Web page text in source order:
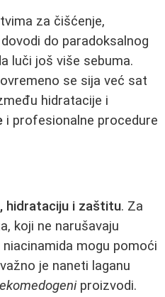
za čišćenje,
do paradoksalnog
luči još više sebuma.
se sija već sat
hidratacije i
i profesionalne procedure
hidrataciju i zaštitu. Za
koji ne narušavaju
mogu pomoći
je naneti laganu
proizvodi.